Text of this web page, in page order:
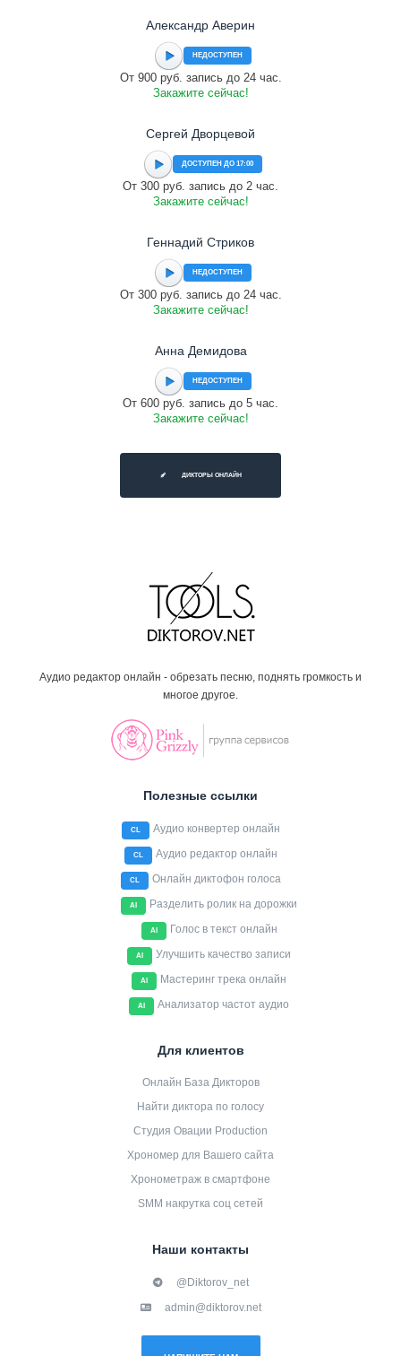
Александр Аверин
НЕДОСТУПЕН
От 900 руб. запись до 24 час.
Закажите сейчас!
Сергей Дворцевой
ДОСТУПЕН ДО 17:00
От 300 руб. запись до 2 час.
Закажите сейчас!
Геннадий Стриков
НЕДОСТУПЕН
От 300 руб. запись до 24 час.
Закажите сейчас!
Анна Демидова
НЕДОСТУПЕН
От 600 руб. запись до 5 час.
Закажите сейчас!
ДИКТОРЫ ОНЛАЙН
Аудио редактор онлайн - обрезать песню, поднять громкость и
многое другое.
Полезные ссылки
CL Аудио конвертер онлайн
CL Аудио редактор онлайн
CL Онлайн диктофон голоса
AI Разделить ролик на дорожки
AI Голос в текст онлайн
AI Улучшить качество записи
AI Мастеринг трека онлайн
AI Анализатор частот аудио
Для клиентов
Онлайн База Дикторов
Найти диктора по голосу
Студия Овации Production
Хрономер для Вашего сайта
Хронометраж в смартфоне
SMM накрутка соц сетей
Наши контакты
@Diktorov_net
admin@diktorov.net